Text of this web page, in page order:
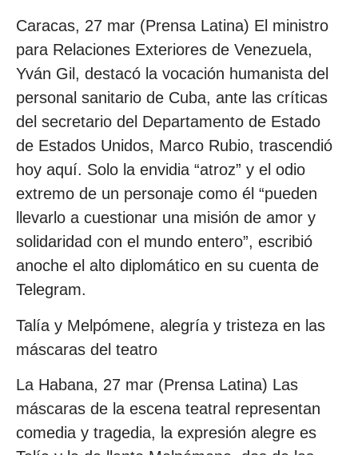
Caracas, 27 mar (Prensa Latina) El ministro
para Relaciones Exteriores de Venezuela,
Yván Gil, destacó la vocación humanista del
personal sanitario de Cuba, ante las críticas
del secretario del Departamento de Estado
de Estados Unidos, Marco Rubio, trascendió
hoy aquí. Solo la envidia “atroz” y el odio
extremo de un personaje como él “pueden
llevarlo a cuestionar una misión de amor y
solidaridad con el mundo entero”, escribió
anoche el alto diplomático en su cuenta de
Telegram.
Talía y Melpómene, alegría y tristeza en las
máscaras del teatro
La Habana, 27 mar (Prensa Latina) Las
máscaras de la escena teatral representan
comedia y tragedia, la expresión alegre es